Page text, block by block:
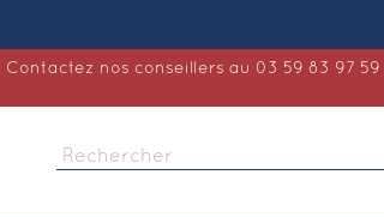
Contactez nos conseillers au 03 59 83 97 59